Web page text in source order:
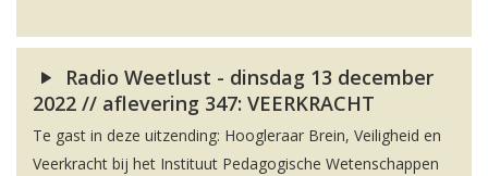
Radio Weetlust - dinsdag 13 december
2022 // aflevering 347: VEERKRACHT
Te gast in deze uitzending: Hoogleraar Brein, Veiligheid en
Veerkracht bij het Instituut Pedagogische Wetenschappen